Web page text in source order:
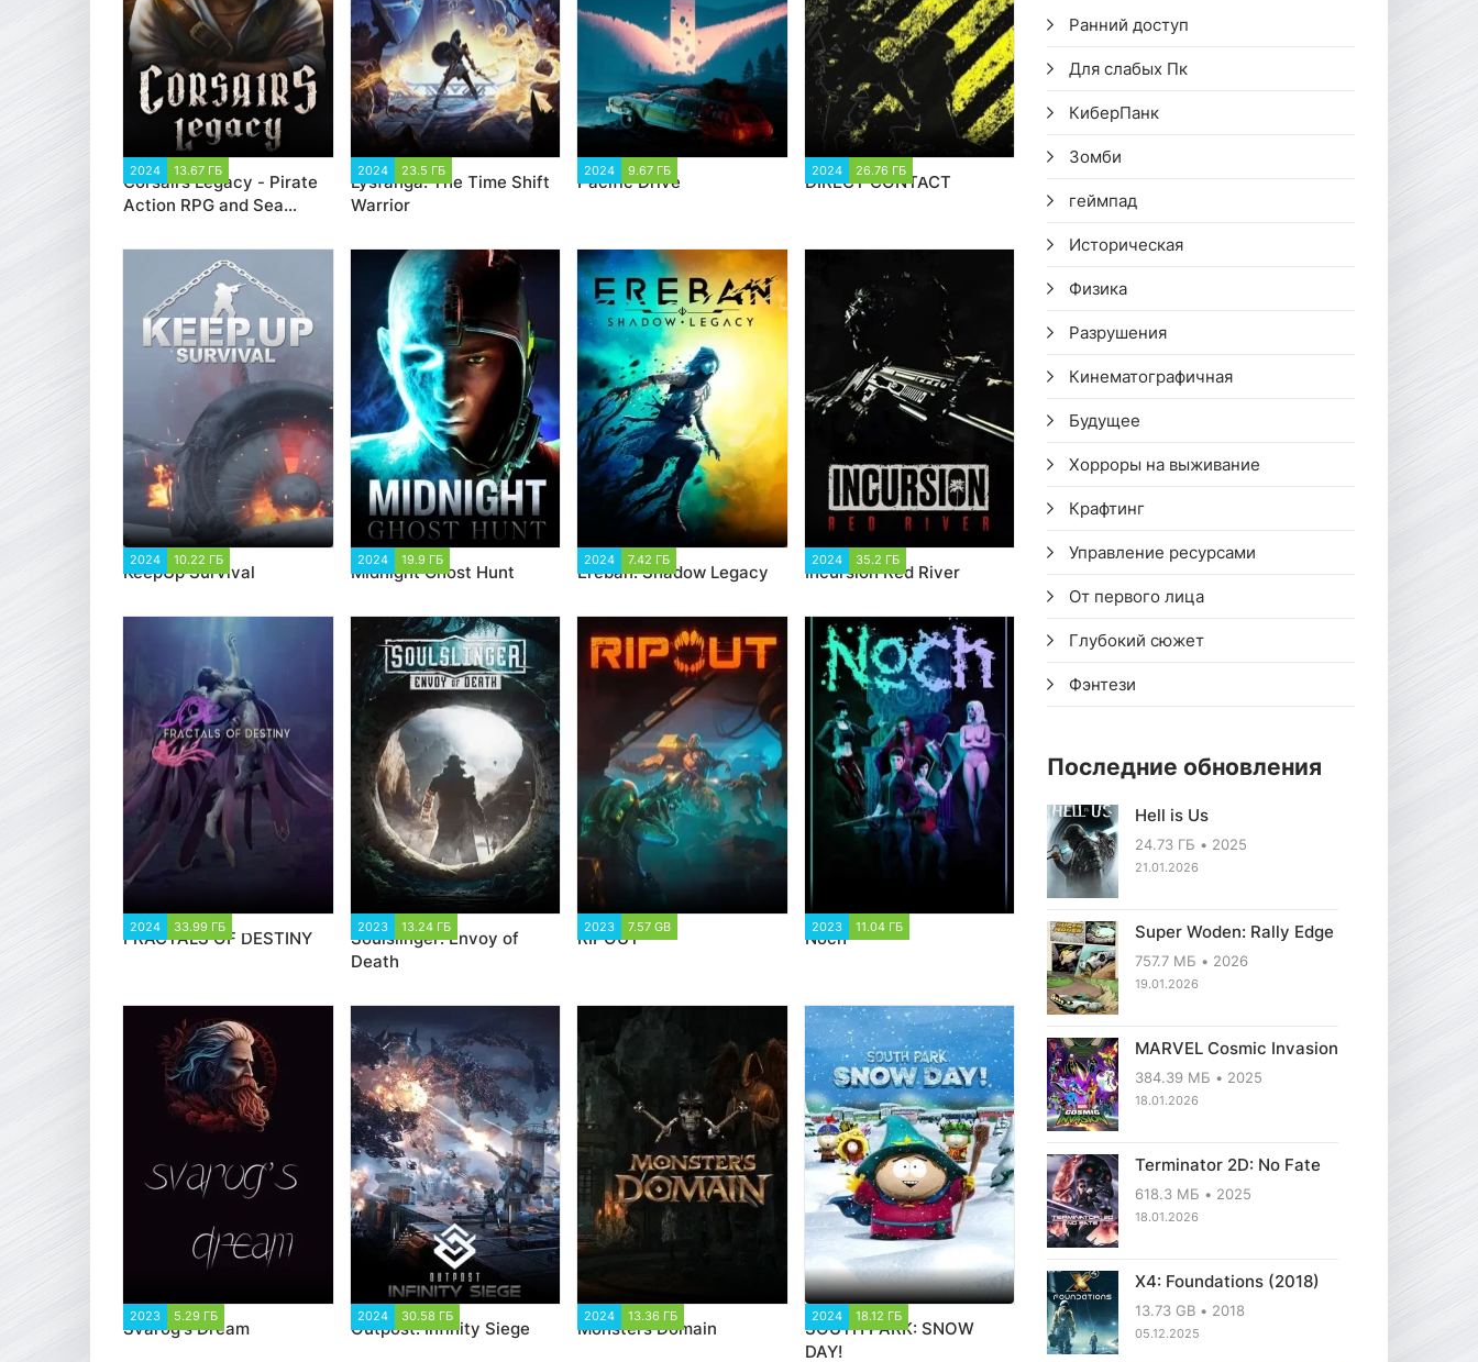
2024 13.67 ГБ
Corsairs Legacy - Pirate
Action RPG and Sea
2024 23.5 ГБ
Lysfanga: The Time Shift
Warrior
2024 9.67 ГБ
Pacific Drive
2024 26.76 ГБ
DIRECT CONTACT
2024 10.22 ГБ
KeepUp Survival
2024 19.9 ГБ
Midnight Ghost Hunt
2024 7.42 ГБ
Ereban: Shadow Legacy
2024 35.2 ГБ
Incursion Red River
2024 33.99 ГБ
FRACTALS OF DESTINY
2023 13.24 ГБ
Soulslinger: Envoy of
Death
2023 7.57 GB
RIPOUT
2023 11.04 ГБ
Noch
2023 5.29 ГБ
Svarog's Dream
2024 30.58 ГБ
Outpost: Infinity Siege
2024 13.36 ГБ
Monsters Domain
2024 18.12 ГБ
SOUTH PARK: SNOW
DAY!
Ранний доступ
Для слабых Пк
КиберПанк
Зомби
геймпад
Историческая
Физика
Разрушения
Кинематографичная
Будущее
Хорроры на выживание
Крафтинг
Управление ресурсами
От первого лица
Глубокий сюжет
Фэнтези
Последние обновления
Hell is Us
24.73 ГБ 2025
21.01.2026
Super Woden: Rally Edge
757.7 МБ 2026
19.01.2026
MARVEL Cosmic Invasion
384.39 МБ 2025
18.01.2026
Terminator 2D: No Fate
618.3 МБ 2025
18.01.2026
X4: Foundations (2018)
13.73 GB 2018
05.12.2025